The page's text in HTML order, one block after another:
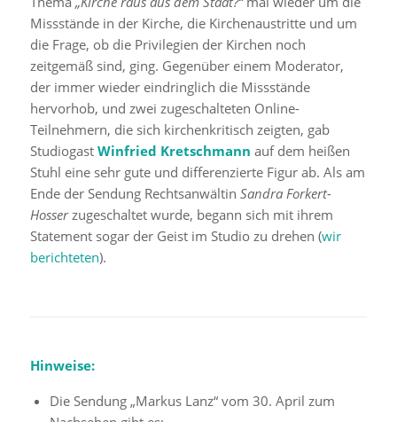
Missstände in der Kirche, die Kirchenaustritte und um
die Frage, ob die Privilegien der Kirchen noch
zeitgemäß sind, ging. Gegenüber einem Moderator,
der immer wieder eindringlich die Missstände
hervorhob, und zwei zugeschalteten Online-
Teilnehmern, die sich kirchenkritisch zeigten, gab
Studiogast Winfried Kretschmann auf dem heißen
Stuhl eine sehr gute und differenzierte Figur ab. Als am
Ende der Sendung Rechtsanwältin Sandra Forkert-
Hosserzugeschaltet wurde, begann sich mit ihrem
Statement sogar der Geist im Studio zu drehen (wir
berichteten).
Hinweise:
Die Sendung „Markus Lanz“ vom 30. April zum